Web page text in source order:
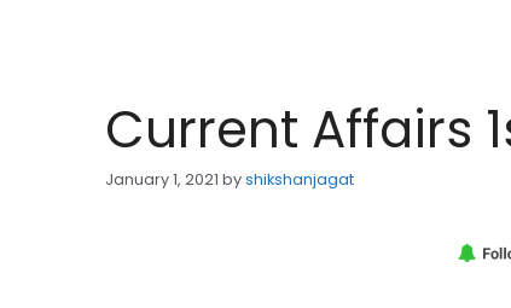
Current Affairs
January 1, 2021 byshikshanjagat